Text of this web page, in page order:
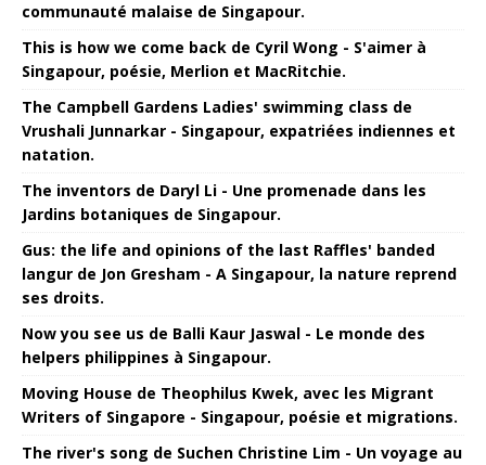
communauté malaise de Singapour.
This is how we come back de Cyril Wong - S'aimer à
Singapour, poésie, Merlion et MacRitchie.
The Campbell Gardens Ladies' swimming class de
Vrushali Junnarkar - Singapour, expatriées indiennes et
natation.
The inventors de Daryl Li - Une promenade dans les
Jardins botaniques de Singapour.
Gus: the life and opinions of the last Raffles' banded
langur de Jon Gresham - A Singapour, la nature reprend
ses droits.
Now you see us de Balli Kaur Jaswal - Le monde des
helpers philippines à Singapour.
Moving House de Theophilus Kwek, avec les Migrant
Writers of Singapore - Singapour, poésie et migrations.
The river's song de Suchen Christine Lim - Un voyage au